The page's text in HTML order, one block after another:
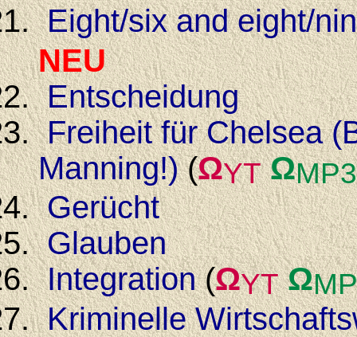
Eight/six and eight/
NEU
Entscheidung
Freiheit für Chelsea
Manning!)(ΩYT ΩMP3
Gerücht
Glauben
Integration(ΩYT Ω
Kriminelle